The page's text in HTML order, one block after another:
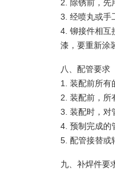
2. 除锈前，先
3. 经喷丸或手
4. 铆接件相互
漆，要重新涂
八、配管要求
1. 装配前所有
2. 装配前，所
3. 装配时，对
4. 预制完成的
5. 配管接替或
九、补焊件要